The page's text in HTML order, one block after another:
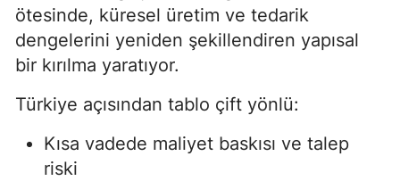
ötesinde, küresel üretim ve tedarik
dengelerini yeniden şekillendiren yapısal
bir kırılma yaratıyor.
Türkiye açısından tablo çift yönlü:
Kısa vadede maliyet baskısı ve talep
riski